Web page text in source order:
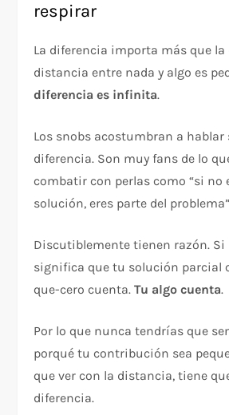
respirar
La diferencia importa más que la
distancia entre nada y algo es
diferencia es infinita.
Los snobs acostumbran a hablar
diferencia. Son muy fans de lo
combatir con perlas como “si no
solución, eres parte del
Discutiblemente tienen razón. Si
significa que tu solución parcial
que-cero cuenta.Tu algo cuenta.
Por lo que nunca tendrías que
porqué tu contribución sea
que ver con la distancia, tiene
diferencia.